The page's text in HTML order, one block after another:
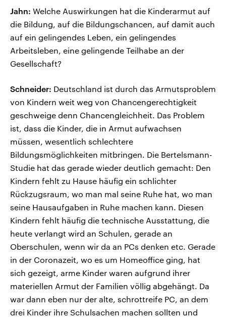
Jahn: Welche Auswirkungen hat die Kinderarmut auf
die Bildung, auf die Bildungschancen, auf damit auch
auf ein gelingendes Leben, ein gelingendes
Arbeitsleben, eine gelingende Teilhabe an der
Gesellschaft?
Schneider: Deutschland ist durch das Armutsproblem
von Kindern weit weg von Chancengerechtigkeit
geschweige denn Chancengleichheit. Das Problem
ist, dass die Kinder, die in Armut aufwachsen
müssen, wesentlich schlechtere
Bildungsmöglichkeiten mitbringen. Die Bertelsmann-
Studie hat das gerade wieder deutlich gemacht: Den
Kindern fehlt zu Hause häufig ein schlichter
Rückzugsraum, wo man mal seine Ruhe hat, wo man
seine Hausaufgaben in Ruhe machen kann. Diesen
Kindern fehlt häufig die technische Ausstattung, die
heute verlangt wird an Schulen, gerade an
Oberschulen, wenn wir da an PCs denken etc. Gerade
in der Coronazeit, wo es um Homeoffice ging, hat
sich gezeigt, arme Kinder waren aufgrund ihrer
materiellen Armut der Familien völlig abgehängt. Da
war dann eben nur der alte, schrottreife PC, an dem
drei Kinder ihre Schulsachen machen sollten und